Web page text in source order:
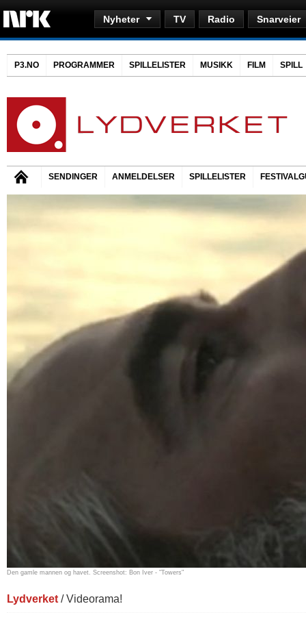
Nyheter TV Radio Snarveier
P3.NO PROGRAMMER SPILLELISTER MUSIKK FILM SPILL
SENDINGER ANMELDELSER SPILLELISTER
Den gamle mannen og havet. Screenshot: Bon Iver - "Towers"
Lydverket / Videorama!